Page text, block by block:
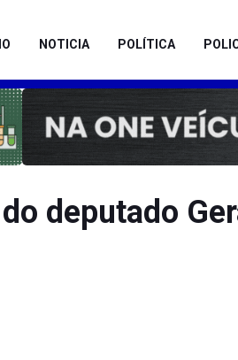
NOTICIA POLÍTICA
deputado